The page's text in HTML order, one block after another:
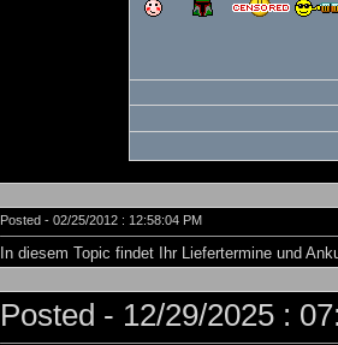
Posted - 02/25/2012 : 12:58:04 PM
In diesem Topic findet Ihr Liefertermine und
Posted - 12/29/2025 :